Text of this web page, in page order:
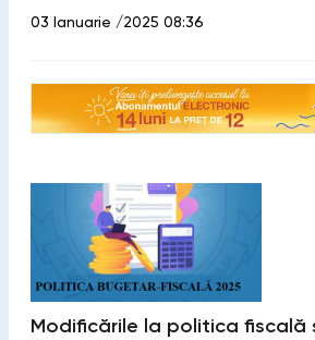
03 Ianuarie /2025 08:36
Modificările la politica fiscală